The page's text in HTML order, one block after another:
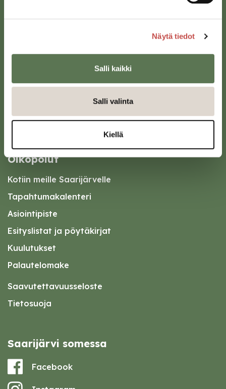
Näytä tiedot
Salli kaikki
Salli valinta
Kiellä
Karttapalvelu
Oikopolut
Kotiin meille Saarijärvelle
Tapahtumakalenteri
Asiointipiste
Esityslistat ja pöytäkirjat
Kuulutukset
Palautelomake
Saavutettavuusseloste
Tietosuoja
Saarijärvi somessa
Facebook